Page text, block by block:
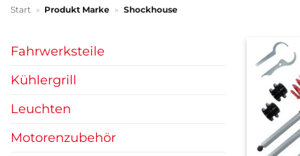
Start » Produkt Marke » Shockhouse
Fahrwerksteile
Kühlergrill
Leuchten
Motorenzubehör